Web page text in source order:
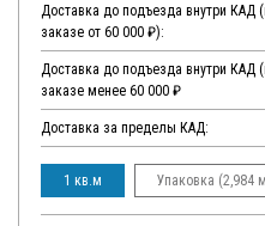
Доставка до подъезда внутри КАД
заказе от 60 000 ₽):
Доставка до подъезда внутри КАД
заказе менее 60 000 ₽
Доставка за пределы КАД:
1 кв.м Упаковка